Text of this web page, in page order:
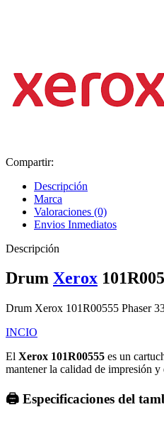
Compartir:
Descripción
Marca
Valoraciones (0)
Envios Inmediatos
Descripción
Drum Xerox
Drum Xerox 101R00555 Phaser
INCIO
El Xerox 101R00555 es un
mantener la calidad de impresión
🖨️ Especificaciones del